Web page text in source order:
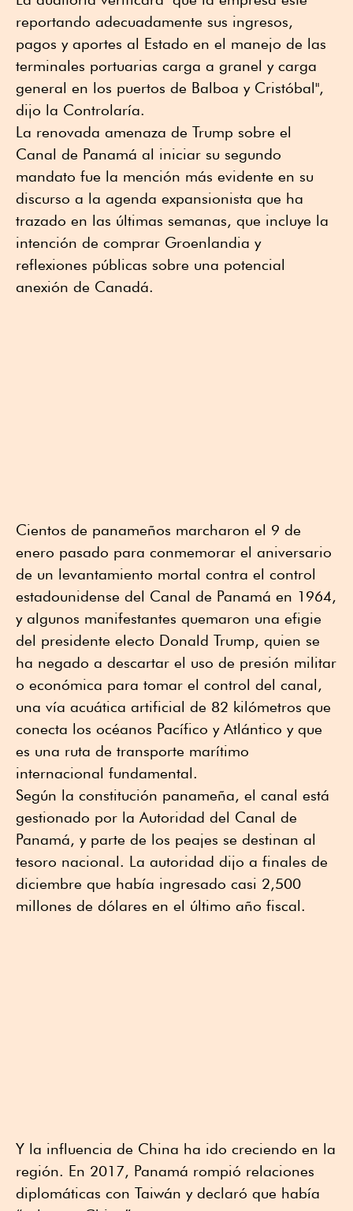
reportando adecuadamente sus ingresos,
pagos y aportes al Estado en el manejo de las
terminales portuarias carga a granel y carga
general en los puertos de Balboa y Cristóbal",
dijo la Controlaría.
La renovada amenaza de Trump sobre el
Canal de Panamá al iniciar su segundo
mandato fue la mención más evidente en su
discurso a la agenda expansionista que ha
trazado en las últimas semanas, que incluye la
intención de comprar Groenlandia y
reflexiones públicas sobre una potencial
anexión de Canadá.
Cientos de panameños marcharon el 9 de
enero pasado para conmemorar el aniversario
de un levantamiento mortal contra el control
estadounidense del Canal de Panamá en 1964,
y algunos manifestantes quemaron una efigie
del presidente electo Donald Trump, quien se
ha negado a descartar el uso de presión militar
o económica para tomar el control del canal,
una vía acuática artificial de 82 kilómetros que
conecta los océanos Pacífico y Atlántico y que
es una ruta de transporte marítimo
internacional fundamental.
Según la constitución panameña, el canal está
gestionado por la Autoridad del Canal de
Panamá, y parte de los peajes se destinan al
tesoro nacional. La autoridad dijo a finales de
diciembre que había ingresado casi 2,500
millones de dólares en el último año fiscal.
Y la influencia de China ha ido creciendo en la
región. En 2017, Panamá rompió relaciones
diplomáticas con Taiwán y declaró que había